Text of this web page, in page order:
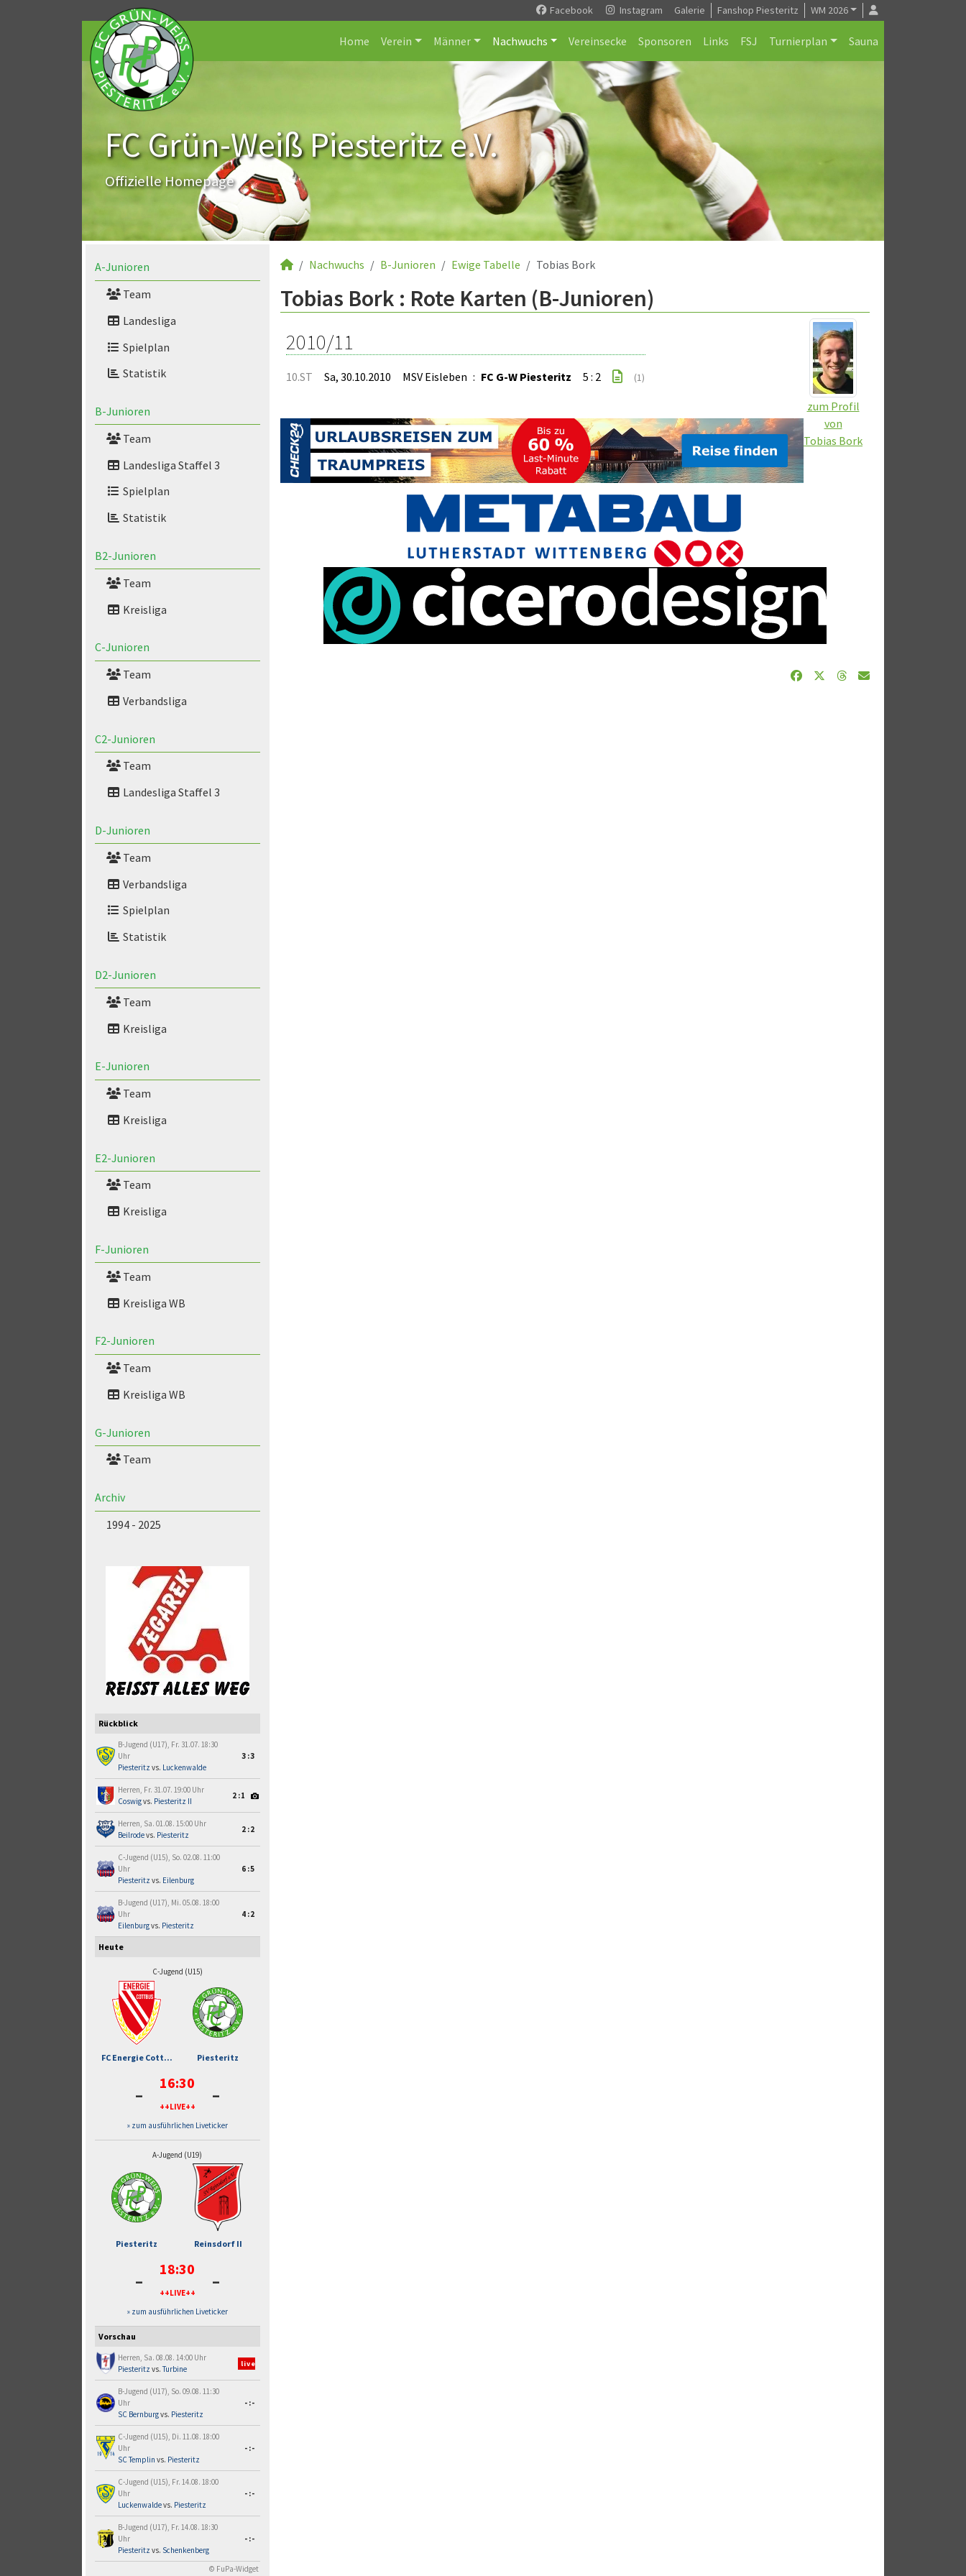
Facebook Instagram Galerie Fanshop Piesteritz WM 2026
Home Verein Männer Nachwuchs Vereinsecke Sponsoren Links FSJ Turnierplan Sauna
FC Grün-Weiß Piesteritz e.V.
Offizielle Homepage
A-Junioren
Team
Landesliga
Spielplan
Statistik
B-Junioren
Team
Landesliga Staffel 3
Spielplan
Statistik
B2-Junioren
Team
Kreisliga
C-Junioren
Team
Verbandsliga
C2-Junioren
Team
Landesliga Staffel 3
D-Junioren
Team
Verbandsliga
Spielplan
Statistik
D2-Junioren
Team
Kreisliga
E-Junioren
Team
Kreisliga
E2-Junioren
Team
Kreisliga
F-Junioren
Team
Kreisliga WB
F2-Junioren
Team
Kreisliga WB
G-Junioren
Team
Archiv
1994 - 2025
Rückblick
B-Jugend (U17), Fr. 31.07. 18:30
Uhr
Piesteritz vs. Luckenwalde
3:3
Herren, Fr. 31.07. 19:00 Uhr
Coswigvs. Piesteritz II
2:1
Herren, Sa. 01.08. 15:00 Uhr
Beilrodevs. Piesteritz
2:2
C-Jugend (U15), So. 02.08. 11:00
Uhr
Piesteritz vs. Eilenburg
6:5
B-Jugend (U17), Mi. 05.08. 18:00
Uhr
Eilenburgvs. Piesteritz
4:2
Heute
C-Jugend (U15)
FC Energie Cott... Piesteritz
- 16:30
++LIVE++ -
» zum ausführlichen Liveticker
A-Jugend (U19)
Piesteritz Reinsdorf II
- 18:30
++LIVE++ -
» zum ausführlichen Liveticker
Vorschau
Herren, Sa. 08.08. 14:00 Uhr
Piesteritz vs.Turbine
live
B-Jugend (U17), So. 09.08. 11:30
Uhr
SC Bernburgvs. Piesteritz
-:-
C-Jugend (U15), Di. 11.08. 18:00
Uhr
SC Templin vs. Piesteritz
-:-
C-Jugend (U15), Fr. 14.08. 18:00
Uhr
Luckenwaldevs. Piesteritz
-:-
B-Jugend (U17), Fr. 14.08. 18:30
Uhr
Piesteritz vs. Schenkenberg
-:-
© FuPa-Widget
Nachwuchs B-Junioren Ewige Tabelle Tobias Bork
Tobias Bork : Rote Karten (B-Junioren)
zum Profil
von
Tobias Bork
2010/11
10.ST Sa, 30.10.2010 MSV Eisleben : FC G-W Piesteritz 5 : 2 (1)